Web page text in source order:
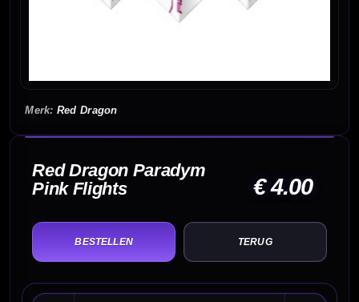
Red Dragon
Red Dragon Paradym
Pink Flights
€ 4.00
TERUG